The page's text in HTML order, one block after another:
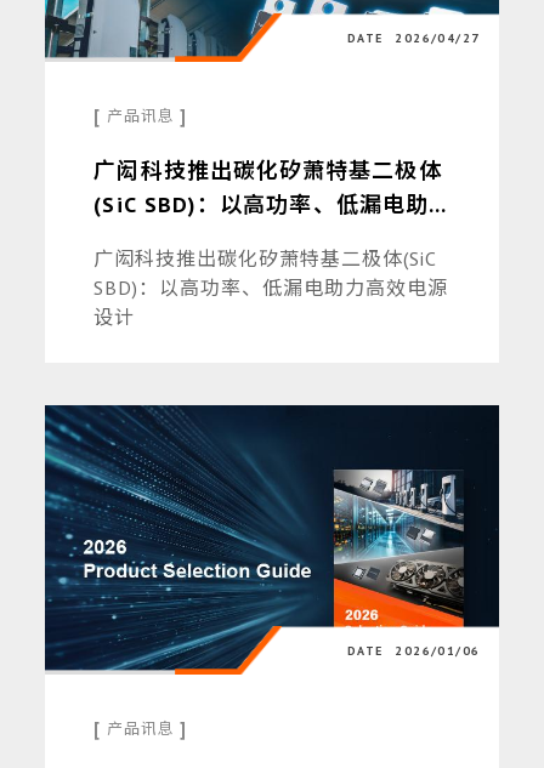
DATE 2026/04/27
[ 产品讯息 ]
广闳科技推出碳化矽萧特基二极体
(SiC SBD)：以高功率、低漏电助
广闳科技推出碳化矽萧特基二极体(SiC
SBD)：以高功率、低漏电助力高效电源
设计
DATE 2026/01/06
[ 产品讯息 ]